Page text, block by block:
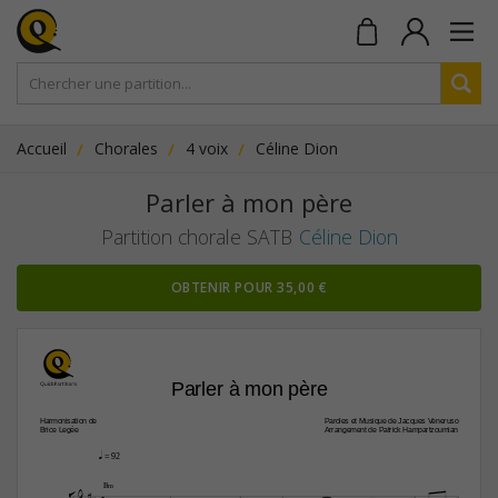
Accueil Chorales 4 voix Céline Dion
Parler à mon père
Partition chorale SATB Céline Dion
OBTENIR POUR 35,00 €

Harmonisation de
Brice Legée
Parler à mon père
Paroles et Musique de Jacques Veneruso
Arrangement de Patrick Hampartzoumian
q = 92
B‹